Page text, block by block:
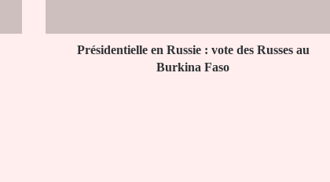
Burkina
Présidentielle en Russie : vote des Russes au
Burkina Faso